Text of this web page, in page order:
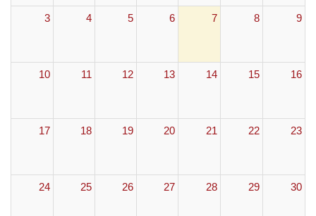
3 4 5 6 7 8 9
10 11 12 13 14 15 16
17 18 19 20 21 22 23
24 25 26 27 28 29 30